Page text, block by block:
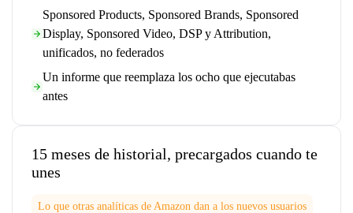
Sponsored Products, Sponsored Brands, Sponsored
Display, Sponsored Video, DSP y Attribution,
unificados, no federados
Un informe que reemplaza los ocho que ejecutabas
antes
15 meses de historial, precargados cuando te
unes
Lo que otras analíticas de Amazon dan a los nuevos usuarios